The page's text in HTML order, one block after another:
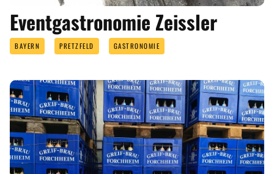
Eventgastronomie Zeissler
BAYERN PRETZFELD GASTRONOMIE